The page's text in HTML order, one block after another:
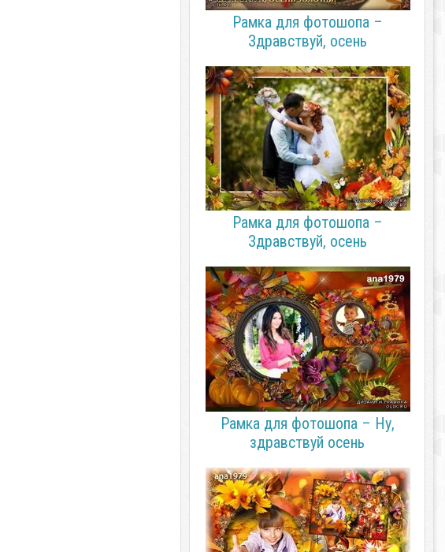
Рамка для фотошопа –
Здравствуй, осень
Рамка для фотошопа –
Здравствуй, осень
Рамка для фотошопа – Ну,
здравствуй осень